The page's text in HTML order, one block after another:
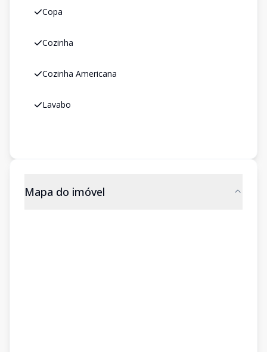
Copa
Cozinha
Cozinha Americana
Lavabo
Mapa do imóvel